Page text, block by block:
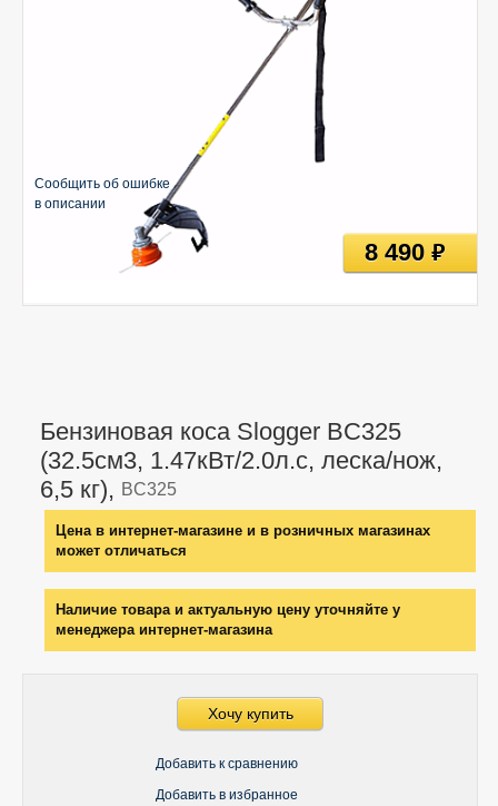
Бензиновая коса Slogger BC325
(32.5см3, 1.47кВт/2.0л.с, леска/нож,
6,5 кг), BC325
Цена в интернет-магазине и в розничных магазинах
может отличаться
Наличие товара и актуальную цену уточняйте у
менеджера интернет-магазина
Хочу купить
Добавить к сравнению
Добавить в избранное
Сообщить об ошибке
в описании
8 490руб